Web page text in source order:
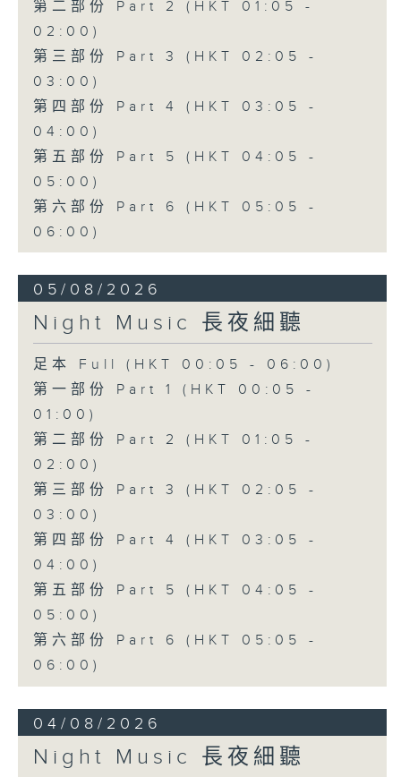
第二部份 Part 2 (HKT 01:05 -
02:00)
第三部份 Part 3 (HKT 02:05 -
03:00)
第四部份 Part 4 (HKT 03:05 -
04:00)
第五部份 Part 5 (HKT 04:05 -
05:00)
第六部份 Part 6 (HKT 05:05 -
06:00)
05/08/2026
Night Music 長夜細聽
足本 Full (HKT 00:05 - 06:00)
第一部份 Part 1 (HKT 00:05 -
01:00)
第二部份 Part 2 (HKT 01:05 -
02:00)
第三部份 Part 3 (HKT 02:05 -
03:00)
第四部份 Part 4 (HKT 03:05 -
04:00)
第五部份 Part 5 (HKT 04:05 -
05:00)
第六部份 Part 6 (HKT 05:05 -
06:00)
04/08/2026
Night Music 長夜細聽